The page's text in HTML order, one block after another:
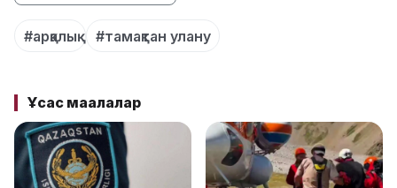
#арқалық #тамақтан улану
Ұқсас мақалалар